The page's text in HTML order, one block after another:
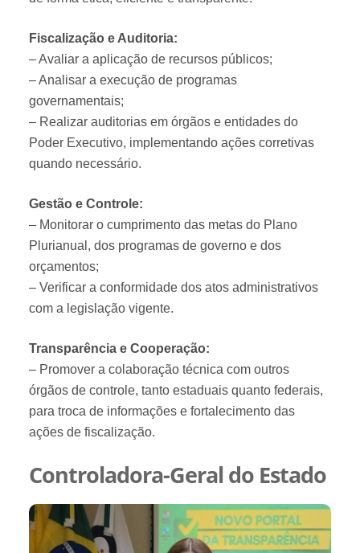
Fiscalização e Auditoria:
– Avaliar a aplicação de recursos públicos;
– Analisar a execução de programas
governamentais;
– Realizar auditorias em órgãos e entidades do
Poder Executivo, implementando ações corretivas
quando necessário.
Gestão e Controle:
– Monitorar o cumprimento das metas do Plano
Plurianual, dos programas de governo e dos
orçamentos;
– Verificar a conformidade dos atos administrativos
com a legislação vigente.
Transparência e Cooperação:
– Promover a colaboração técnica com outros
órgãos de controle, tanto estaduais quanto federais,
para troca de informações e fortalecimento das
ações de fiscalização.
Controladora-Geral do Estado